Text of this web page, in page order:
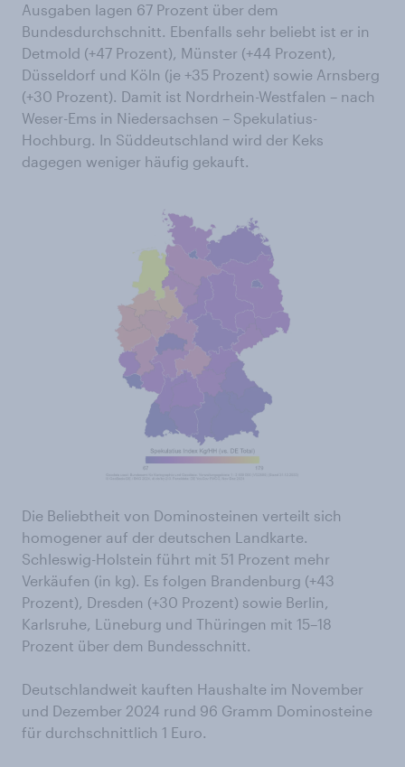
Ausgaben lagen 67 Prozent über dem
Bundesdurchschnitt. Ebenfalls sehr beliebt ist er in
Detmold (+47 Prozent), Münster (+44 Prozent),
Düsseldorf und Köln (je +35 Prozent) sowie Arnsberg
(+30 Prozent). Damit ist Nordrhein-Westfalen – nach
Weser-Ems in Niedersachsen – Spekulatius-
Hochburg. In Süddeutschland wird der Keks
dagegen weniger häufig gekauft.
Die Beliebtheit von Dominosteinen verteilt sich
homogener auf der deutschen Landkarte.
Schleswig-Holstein führt mit 51 Prozent mehr
Verkäufen (in kg). Es folgen Brandenburg (+43
Prozent), Dresden (+30 Prozent) sowie Berlin,
Karlsruhe, Lüneburg und Thüringen mit 15–18
Prozent über dem Bundesschnitt.
Deutschlandweit kauften Haushalte im November
und Dezember 2024 rund 96 Gramm Dominosteine
für durchschnittlich 1 Euro.